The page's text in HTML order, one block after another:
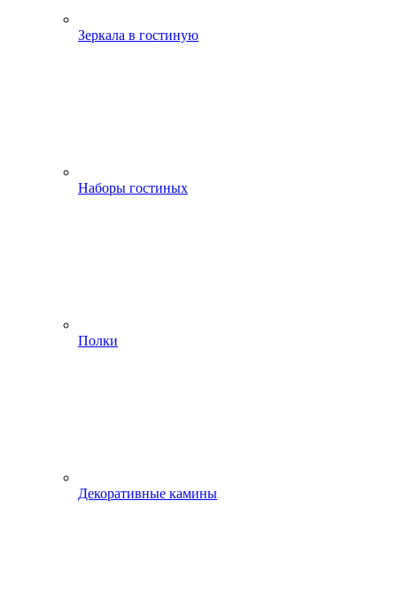
Зеркала в гостиную
Наборы гостиных
Полки
Декоративные камины